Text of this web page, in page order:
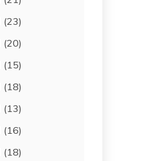
(23)
(20)
(15)
(18)
(13)
(16)
(18)